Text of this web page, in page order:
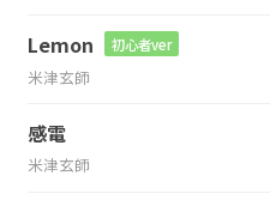
Lemon 初心者ver
米津玄師
感電
米津玄師